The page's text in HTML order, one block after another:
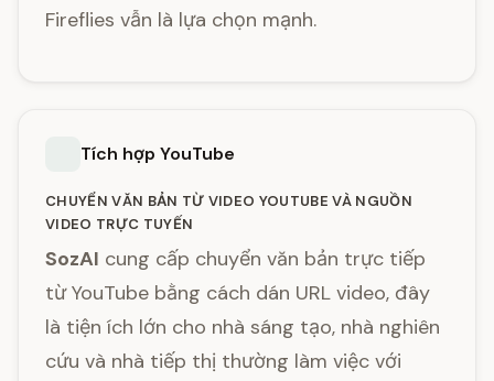
Fireflies vẫn là lựa chọn mạnh.
Tích hợp YouTube
CHUYỂN VĂN BẢN TỪ VIDEO YOUTUBE VÀ NGUỒN
VIDEO TRỰC TUYẾN
SozAI cung cấp chuyển văn bản trực tiếp
từ YouTube bằng cách dán URL video, đây
là tiện ích lớn cho nhà sáng tạo, nhà nghiên
cứu và nhà tiếp thị thường làm việc với